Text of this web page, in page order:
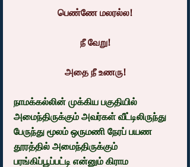
பெண்ணே மலரல்ல!
நீ வேறு!
அதை நீ உணரு!
நாமக்கல்லின் முக்கிய பகுதியில்
அமைந்திருக்கும் அவர்கள் வீட்டிலிருந்து
பேருந்து மூலம் ஒருமணி நேரப் பயண
தூரத்தில் அமைந்திருக்கும்
பரங்கிப்பூப்பட்டி என்னும் கிராம